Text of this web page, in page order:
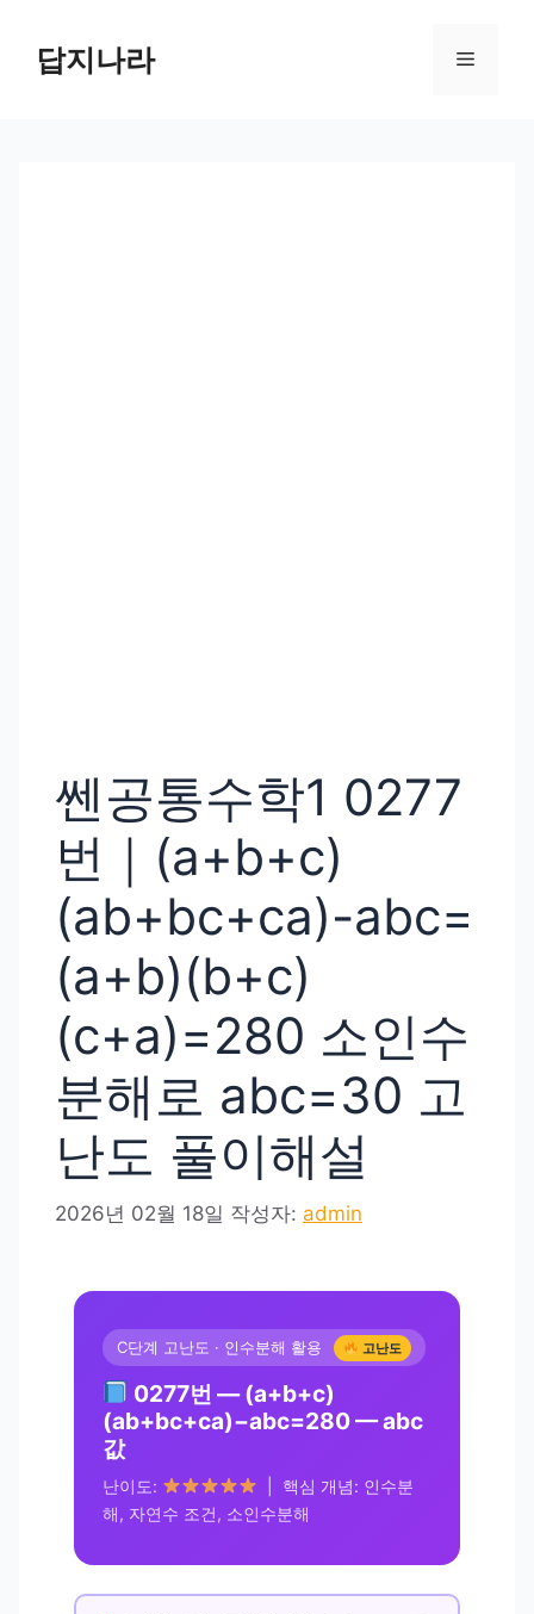
답지나라 메
쎈공통수학1 0277
번｜(a+b+c)
(ab+bc+ca)-abc=
(a+b)(b+c)
(c+a)=280 소인수
분해로 abc=30 고
난도 풀이해설
2026년 02월 18일 작성자: admin
C단계 고난도 · 인수분해 활용 고난도
0277번 — (a+b+c)
(ab+bc+ca)−abc=280 — abc
값
난이도:
| 핵심 개념: 인수분
해, 자연수 조건, 소인수분해